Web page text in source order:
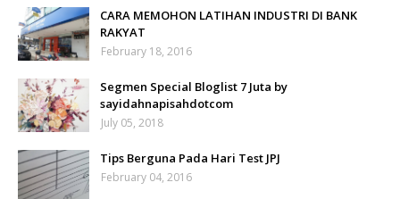
CARA MEMOHON LATIHAN INDUSTRI DI BANK
RAKYAT
February 18, 2016
Segmen Special Bloglist 7 Juta by
sayidahnapisahdotcom
July 05, 2018
Tips Berguna Pada Hari Test JPJ
February 04, 2016